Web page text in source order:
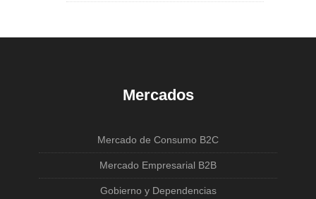
Mercados
Mercado de Consumo B2C
Mercado Empresarial B2B
Gobierno y Dependencias